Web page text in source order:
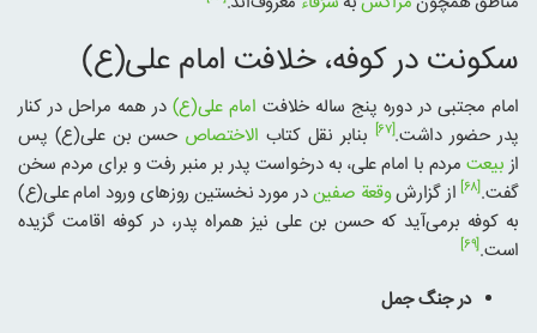
سکونت در کوفه، خلافت امام علی(ع)
امام مجتبی در دوره پنج ساله خلافت امام علی(ع) در همه مراحل در کنار
پدر حضور داشت.[۶۷] بنابر نقل کتاب الاختصاص حسن بن علی(ع) پس
از بیعت مردم با امام علی، به درخواست پدر بر منبر رفت و برای مردم سخن
گفت.[۶۸] از گزارشوقعة صفیندر مورد نخستین روزهای ورود امام علی(ع)
به کوفه برمی‌آید که حسن بن علی نیز همراه پدر، در کوفه اقامت گزیده
است.[۶۹]
در جنگ جمل